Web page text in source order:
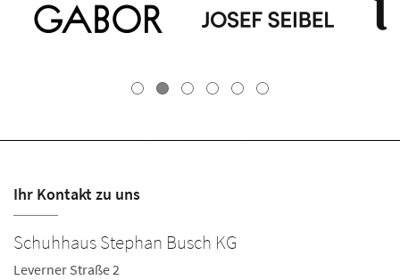
Ihr Kontakt zu uns
Schuhhaus Stephan Busch KG
Leverner Straße 2